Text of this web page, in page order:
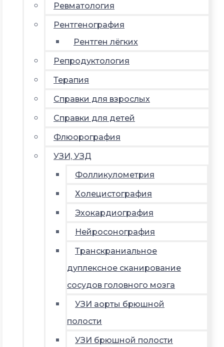
Ревматология
Рентгенография
Рентген лёгких
Репродуктология
Терапия
Справки для взрослых
Справки для детей
Флюорография
УЗИ, УЗД
Фолликулометрия
Холецистография
Эхокардиография
Нейросонография
Транскраниальное
дуплексное сканирование
сосудов головного мозга
УЗИ аорты брюшной
полости
УЗИ брюшной полости